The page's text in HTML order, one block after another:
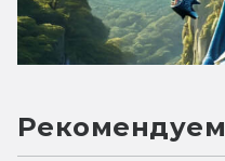
Рекомендуем